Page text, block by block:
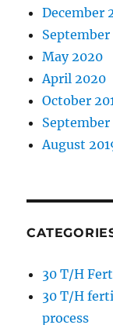
December
May 2020
April 2020
October
September
August
30 T/H
30 T/H
process